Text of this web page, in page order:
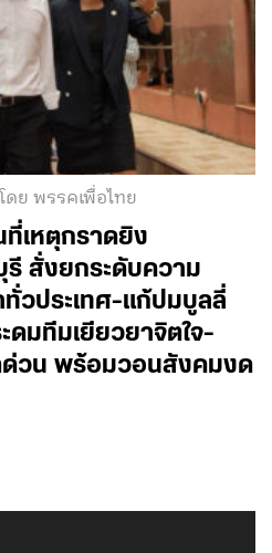
โดย พรรคเพื่อไทย
ที่เหตุกราดยิง
สั่งยกระดับความ
วประเทศ-แก้ปมบูลลี่
ดมทีมเยียวยาจิตใจ-
ด่วน พร้อมวอนสังคมงด